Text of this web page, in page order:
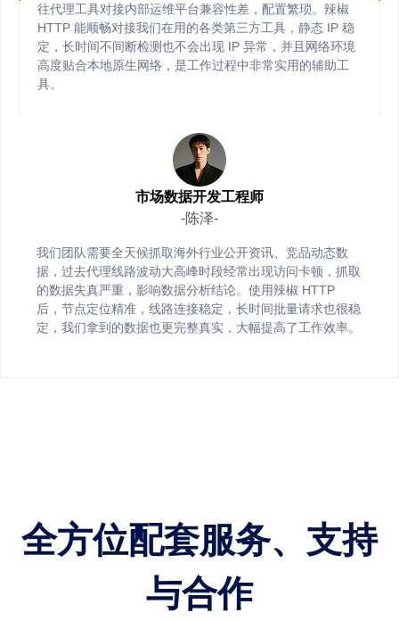
往代理工具对接内部运维平台兼容性差，配置繁琐。辣椒
HTTP 能顺畅对接我们在用的各类第三方工具，静态 IP 稳
定，长时间不间断检测也不会出现 IP 异常，并且网络环境
高度贴合本地原生网络，是工作过程中非常实用的辅助工
具。
市场数据开发工程师
-陈泽-
我们团队需要全天候抓取海外行业公开资讯、竞品动态数
据，过去代理线路波动大高峰时段经常出现访问卡顿，抓取
的数据失真严重，影响数据分析结论。使用辣椒 HTTP
后，节点定位精准，线路连接稳定，长时间批量请求也很稳
定，我们拿到的数据也更完整真实，大幅提高了工作效率。
全方位配套服务、支持
与合作